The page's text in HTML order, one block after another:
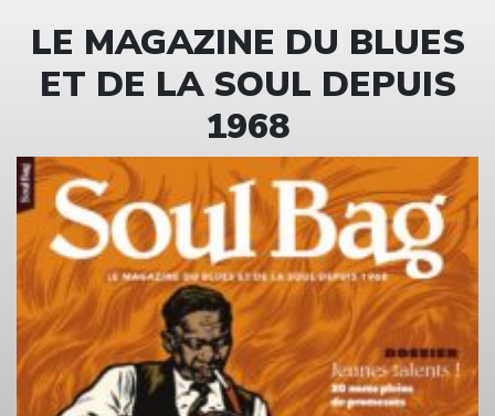
LE MAGAZINE DU BLUES
ET DE LA SOUL DEPUIS
1968